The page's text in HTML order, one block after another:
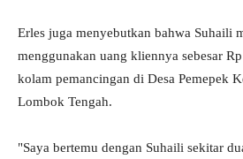
Erles juga menyebutkan bahwa Suhaili
menggunakan uang kliennya sebesar
kolam pemancingan di Desa Pemepek
Lombok Tengah.
"Saya bertemu dengan Suhaili sekitar